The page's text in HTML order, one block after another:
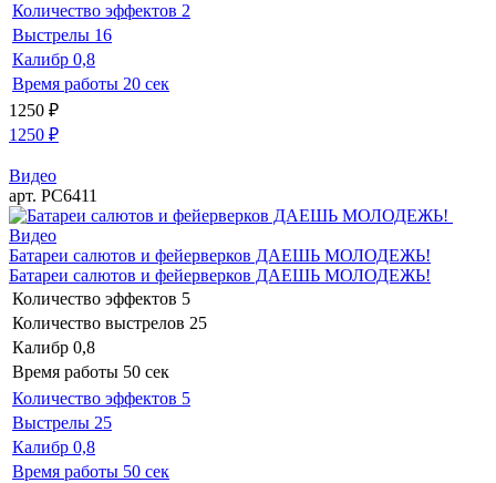
Количество эффектов 2
Выстрелы 16
Калибр 0,8
Время работы 20 сек
1250 ₽
1250 ₽
Видео
арт. РС6411
Видео
Батареи салютов и фейерверков ДАЕШЬ МОЛОДЕЖЬ!
Батареи салютов и фейерверков ДАЕШЬ МОЛОДЕЖЬ!
Количество эффектов 5
Количество выстрелов 25
Калибр 0,8
Время работы 50 сек
Количество эффектов 5
Выстрелы 25
Калибр 0,8
Время работы 50 сек